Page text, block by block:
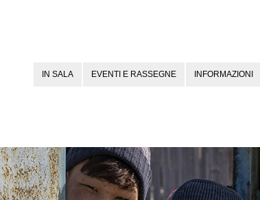
IN SALA EVENTI E RASSEGNE INFORMAZIONI